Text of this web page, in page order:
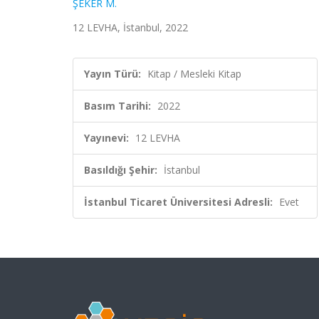
ŞEKER M.
12 LEVHA, İstanbul, 2022
Yayın Türü: Kitap / Mesleki Kitap
Basım Tarihi: 2022
Yayınevi: 12 LEVHA
Basıldığı Şehir: İstanbul
İstanbul Ticaret Üniversitesi Adresli: Evet